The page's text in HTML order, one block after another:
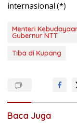
internasional.(*)
Menteri
Gubernur NTT
Tiba di Kupang
Baca Juga